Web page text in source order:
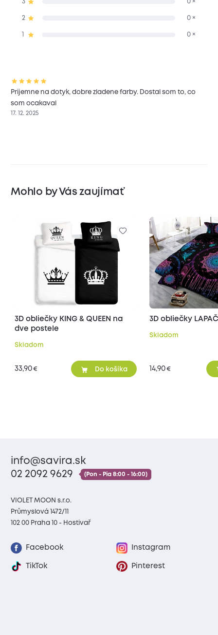
3 0 ×
2 0 ×
0 ×
Prijemne na dotyk, dobre zladene farby. Dostal som to, co
som ocakaval
17. 12. 2025
Mohlo by Vás zaujímať
3D obliečky KING & QUEEN na
dve postele
Skladom
33,90€ Do košíka
3D obliečky
Skladom
14,90€
info@savira.sk
02 2092 9629
(Pon - Pia 8:00 - 16:00)
VIOLET MOON s.r.o.
Průmyslová 1472/11
102 00 Praha 10 - Hostivař
Facebook Instagram
TikTok Pinterest